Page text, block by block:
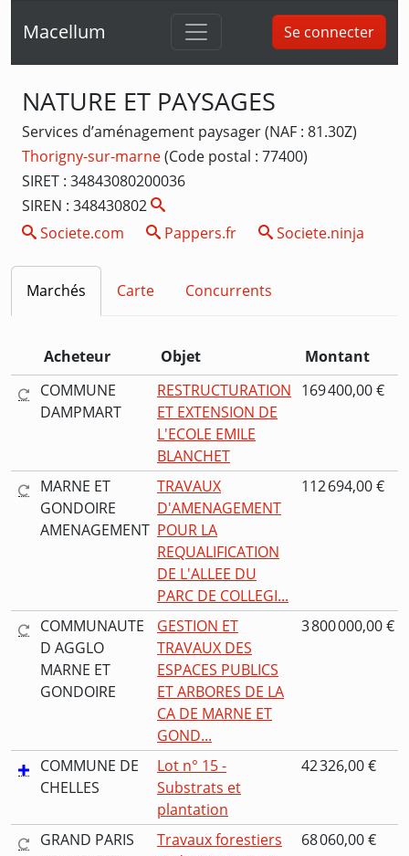
Macellum Se connecter
NATURE ET PAYSAGES
Services d’aménagement paysager (NAF : 81.30Z)
Thorigny-sur-marne(Code postal : 77400)
SIRET : 34843080200036
SIREN : 348430802
Societe.com
Pappers.fr Societe.ninja
Marchés Carte Concurrents
Acheteur Objet
Montant
COMMUNE
DAMPMART
RESTRUCTURATION
ET EXTENSION DE
L'ECOLE EMILE
BLANCHET
169 400,00 €
MARNE ET
GONDOIRE
AMENAGEMENT
TRAVAUX
D'AMENAGEMENT
POUR LA
REQUALIFICATION
DE L'ALLEE DU
PARC DE COLLEGI...
112 694,00 €
COMMUNAUTE
D AGGLO
MARNE ET
GONDOIRE
GESTION ET
TRAVAUX DES
ESPACES PUBLICS
ET ARBORES DE LA
CA DE MARNE ET
GOND...
3 800 000,00 €
COMMUNE DE
CHELLES
Lot n° 15 -
Substrats et
plantation
42 326,00 €
GRAND PARIS
Travaux forestiers
68 060,00 €